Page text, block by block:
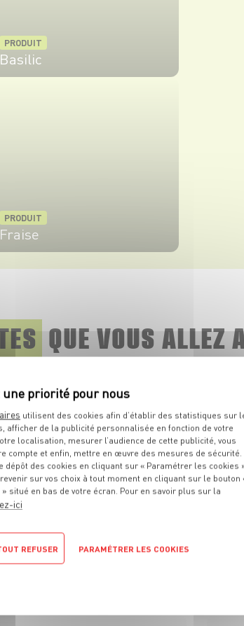
PRODUIT
Basilic
PRODUIT
Fraise
QUEVOUS ALLEZ
DESSERT
de fraise
utilisent des cookies afin d’établir des statistiques sur
afficher de la publicité personnalisée en fonction de votre
localisation, mesurer l’audience de cette publicité, vous
compte et enfin, mettre en œuvre des mesures de sécurité.
dépôt des cookies en cliquant sur « Paramétrer les cookies
sur vos choix à tout moment en cliquant sur le bouton
situé en bas de votre écran. Pour en savoir plus sur la
ici
REFUSER PARAMÉTRER LES COOKIES